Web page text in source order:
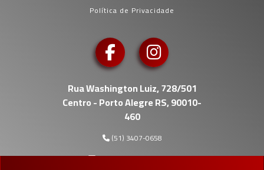
Política de Privacidade
Rua Washington Luiz, 728/501
Centro - Porto Alegre RS, 90010-
460
(51) 3407-0658
gestao@gestaoerp.inf.br